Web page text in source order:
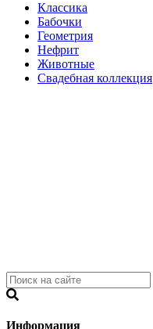
Классика
Бабочки
Геометрия
Нефрит
Животные
Свадебная коллекция
Информация